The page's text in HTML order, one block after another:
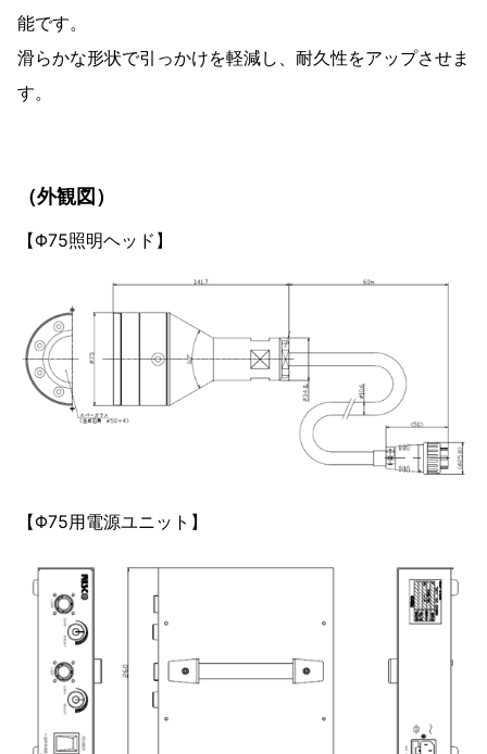
能です。
滑らかな形状で引っかけを軽減し、耐久性をアップさせま
す。
（外観図）
【Φ75照明ヘッド】
【Φ75用電源ユニット】